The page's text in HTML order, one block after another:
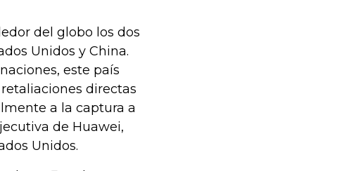
del globo los dos
Unidos y China.
este país
directas
a la captura a
de Huawei,
Unidos.